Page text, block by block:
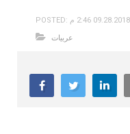
عربيات